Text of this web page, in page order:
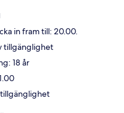
in fram till: 20.00.
tillgänglighet
18 år